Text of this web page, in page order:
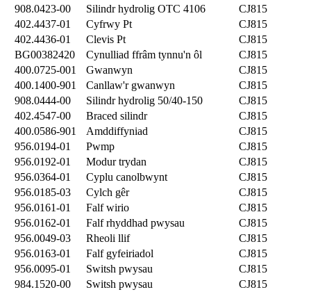
908.0423-00
Silindr hydrolig OTC 4106
CJ815
402.4437-01
Cyfrwy Pt
CJ815
402.4436-01
Clevis Pt
CJ815
BG00382420
Cynulliad ffrâm tynnu'n ôl
CJ815
400.0725-001
Gwanwyn
CJ815
400.1400-901
Canllaw'r gwanwyn
CJ815
908.0444-00
Silindr hydrolig 50/40-150
CJ815
402.4547-00
Braced silindr
CJ815
400.0586-901
Amddiffyniad
CJ815
956.0194-01
Pwmp
CJ815
956.0192-01
Modur trydan
CJ815
956.0364-01
Cyplu canolbwynt
CJ815
956.0185-03
Cylch gêr
CJ815
956.0161-01
Falf wirio
CJ815
956.0162-01
Falf rhyddhad pwysau
CJ815
956.0049-03
Rheoli llif
CJ815
956.0163-01
Falf gyfeiriadol
CJ815
956.0095-01
Switsh pwysau
CJ815
984.1520-00
Switsh pwysau
CJ815